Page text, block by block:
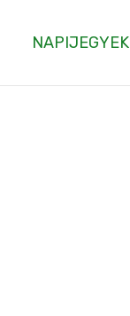
NAPIJEGYEK